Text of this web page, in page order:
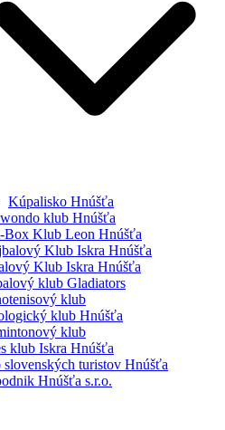
Kúpalisko Hnúšťa
klub Hnúšťa
Klub Leon Hnúšťa
Klub Iskra Hnúšťa
Klub Iskra Hnúšťa
klub Gladiators
klub
klub Hnúšťa
klub
klub Iskra Hnúšťa
turistov Hnúšťa
Hnúšťa s.r.o.